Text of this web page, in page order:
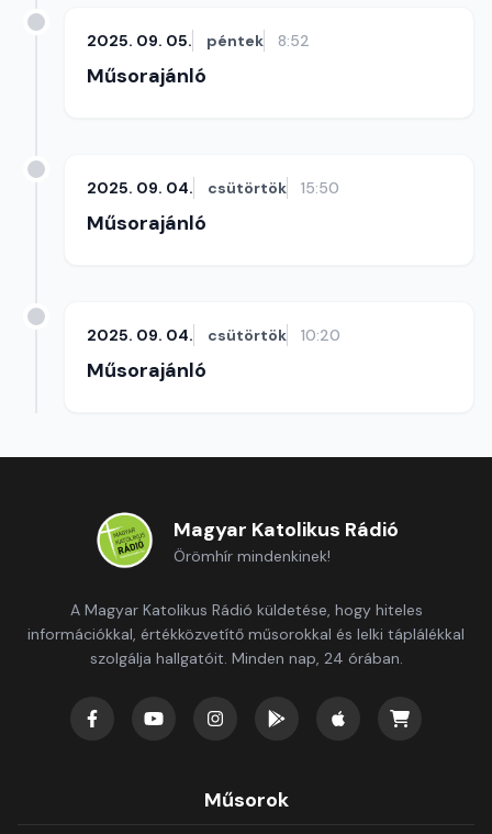
2025. 09. 05. péntek 8:52
Műsorajánló
2025. 09. 04. csütörtök 15:50
Műsorajánló
2025. 09. 04. csütörtök 10:20
Műsorajánló
Magyar Katolikus Rádió
Örömhír mindenkinek!
A Magyar Katolikus Rádió küldetése, hogy hiteles
információkkal, értékközvetítő műsorokkal és lelki táplálékkal
szolgálja hallgatóit. Minden nap, 24 órában.
Műsorok